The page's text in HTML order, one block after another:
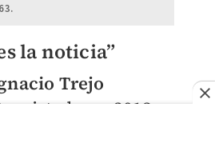
la noticia”
Trejo
en 2013